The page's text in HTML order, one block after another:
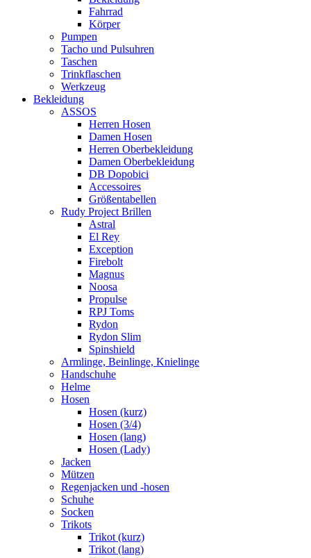
Fahrrad
Körper
Pumpen
Tacho und Pulsuhren
Taschen
Trinkflaschen
Werkzeug
Bekleidung
ASSOS
Herren Hosen
Damen Hosen
Herren Oberbekleidung
Damen Oberbekleidung
DB Dopobici
Accessoires
Größentabellen
Rudy Project Brillen
Astral
El Rey
Exception
Firebolt
Magnus
Noosa
Propulse
RPJ Toms
Rydon
Rydon Slim
Spinshield
Armlinge, Beinlinge, Knielinge
Handschuhe
Helme
Hosen
Hosen (kurz)
Hosen (3/4)
Hosen (lang)
Hosen (Lady)
Jacken
Mützen
Regenjacken und -hosen
Schuhe
Socken
Trikots
Trikot (kurz)
Trikot (lang)